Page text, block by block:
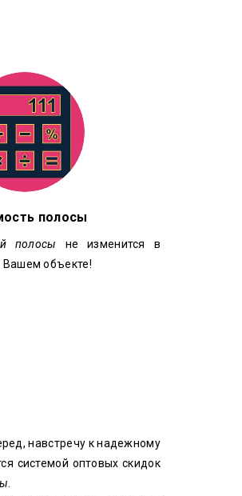
полосы
полосы
не изменится в
Вашем объекте!
навстречу к надежному
системой оптовых скидок